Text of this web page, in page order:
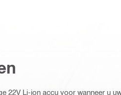
22V Li-ion accu voor wanneer u